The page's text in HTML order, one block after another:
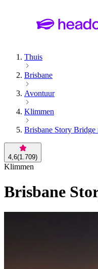
Thuis
Brisbane
Avontuur
Klimmen
Brisbane Story Bridge
4,6(1.709)
Klimmen
Brisbane